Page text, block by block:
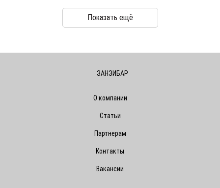
Показать ещё
ЗАНЗИБАР
О компании
Статьи
Партнерам
Контакты
Вакансии